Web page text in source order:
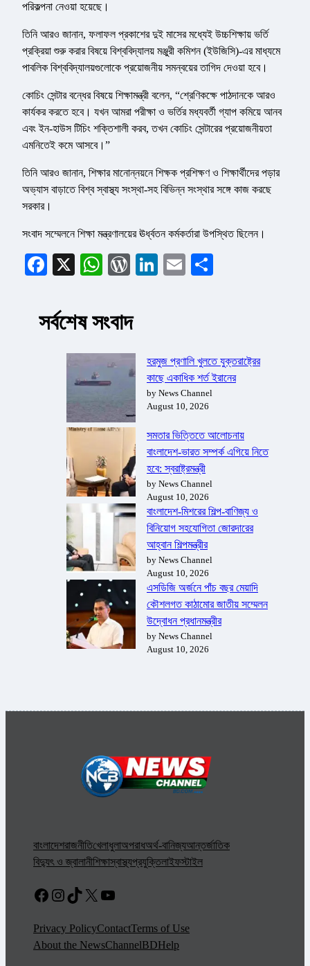
পরিকল্পনা নেওয়া হয়েছে।
তিনি আরও জানান, ফলাফল প্রকাশের দুই মাসের মধ্যেই উচ্চশিক্ষায় ভর্তি
প্রক্রিয়া শুরু করার বিষয়ে বিশ্ববিদ্যালয় মঞ্জুরী কমিশন (ইউজিসি)-এর মাধ্যমে
পাবলিক বিশ্ববিদ্যালয়গুলোকে প্রয়োজনীয় সমন্বয়ের তাগিদ দেওয়া হবে।
কোচিং সেন্টার বন্ধের বিষয়ে শিক্ষামন্ত্রী বলেন, “শ্রেণিকক্ষে পাঠদানকে আরও
কার্যকর করতে হবে। যখন আমরা পরীক্ষা ও ভর্তির মধ্যবর্তী গ্যাপ কমিয়ে আনব
এবং ইন-হাউস টিচিং শক্তিশালী করব, তখন কোচিং সেন্টারের প্রয়োজনীয়তা
এমনিতেই কমে আসবে।”
তিনি আরও জানান, শিক্ষার মানোন্নয়নে শিক্ষক প্রশিক্ষণ ও শিক্ষার্থীদের পড়ার
অভ্যাস বাড়াতে বিশ্ব স্বাস্থ্য সংস্থা-সহ বিভিন্ন সংস্থার সঙ্গে কাজ করছে
সরকার।
সংবাদ সম্মেলনে শিক্ষা মন্ত্রণালয়ের ঊর্ধ্বতন কর্মকর্তারা উপস্থিত ছিলেন।
Facebook
X WhatsApp
WordPress
LinkedIn
Email
সর্বশেষ সংবাদ
হরমুজ প্রণালি খুলতে যুক্তরাষ্ট্রের
কাছে একাধিক শর্ত ইরানের
by News Channel
August 10, 2026
সমতার ভিত্তিতে আলোচনায়
বাংলাদেশ-ভারত সম্পর্ক এগিয়ে নিতে
হবে: স্বরাষ্ট্রমন্ত্রী
by News Channel
August 10, 2026
বাংলাদেশ-মিশরের শিল্প-বাণিজ্য ও
বিনিয়োগ সহযোগিতা জোরদারের
আহ্বান শিল্পমন্ত্রীর
by News Channel
August 10, 2026
এসডিজি অর্জনে পাঁচ বছর মেয়াদি
কৌশলগত কাঠামোর জাতীয় সম্মেলন
উদ্বোধন প্রধানমন্ত্রীর
by News Channel
August 10, 2026
বাংলাদেশরাজনীতিখেলাধুলাঅপরাধঅর্থ-বানিজ্যআন্তর্জাতিক
বিদ্যুৎ ও জ্বালানীশিক্ষাস্বাস্থ্যপ্রযুক্তিলাইফস্টাইল
Facebook
Instagram
TikTok
X YouTube
Privacy PolicyContactTerms of Use
About the NewsChannelBDHelp